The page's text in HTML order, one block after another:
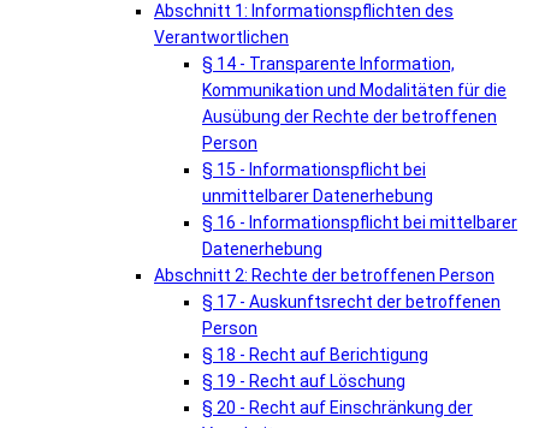
Abschnitt 1: Informationspflichten des
Verantwortlichen
§ 14 - Transparente Information,
Kommunikation und Modalitäten für die
Ausübung der Rechte der betroffenen
Person
§ 15 - Informationspflicht bei
unmittelbarer Datenerhebung
§ 16 - Informationspflicht bei mittelbarer
Datenerhebung
Abschnitt 2: Rechte der betroffenen Person
§ 17 - Auskunftsrecht der betroffenen
Person
§ 18 - Recht auf Berichtigung
§ 19 - Recht auf Löschung
§ 20 - Recht auf Einschränkung der